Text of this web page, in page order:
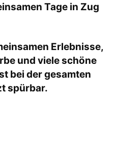
Tage in Zug
Erlebnisse,
und viele schöne
bei der gesamten
spürbar.